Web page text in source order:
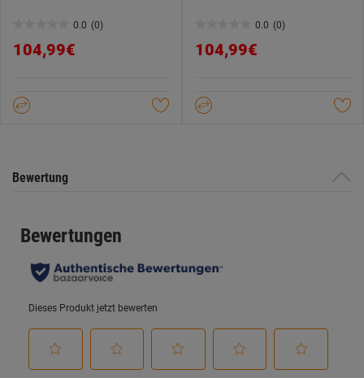
0.0 (0)
von
104,99€
0.0 (0)
von
104,99€
Bewertung